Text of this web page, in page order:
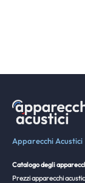
Apparecchi Acustici
Catalogo degli
Prezzi apparecchi